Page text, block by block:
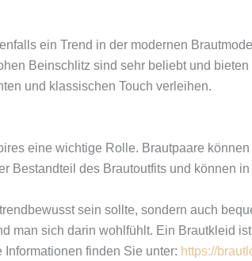
ein Trend in der modernen
Beinschlitz sind sehr beliebt und
und klassischen Touch verleihen.
eine wichtige Rolle. Brautpaare
Bestandteil des Brautoutfits und können
sein sollte, sondern auch
man sich darin wohlfühlt. Ein Brautkleid
finden Sie unter: https://